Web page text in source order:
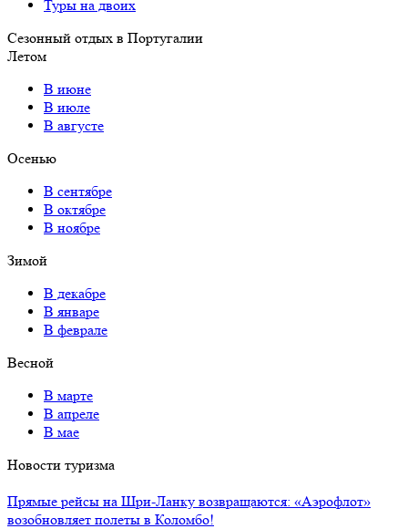
Туры на двоих
Сезонный отдых в Португалии
Летом
В июне
В июле
В августе
Осенью
В сентябре
В октябре
В ноябре
Зимой
В декабре
В январе
В феврале
Весной
В марте
В апреле
В мае
Новости туризма
Прямые рейсы на Шри-Ланку возвращаются: «Аэрофлот»
возобновляет полеты в Коломбо!